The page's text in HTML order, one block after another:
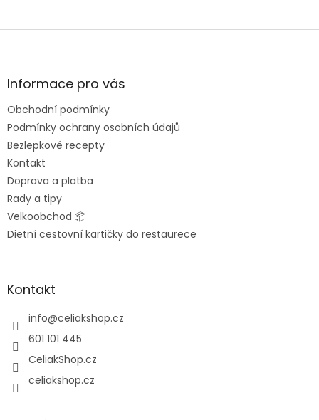
Z
aInformace pro vás
Obchodní podmínky
Podmínky ochrany osobních údajů
Bezlepkové recepty
Kontakt
Doprava a platba
Rady a tipy
Velkoobchod 📦
Dietní cestovní kartičky do restaurece
Kontakt
info@celiakshop.cz
601 101 445
CeliakShop.cz
celiakshop.cz